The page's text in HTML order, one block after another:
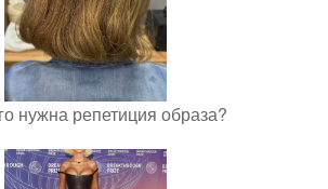
нужна репетиция образа?